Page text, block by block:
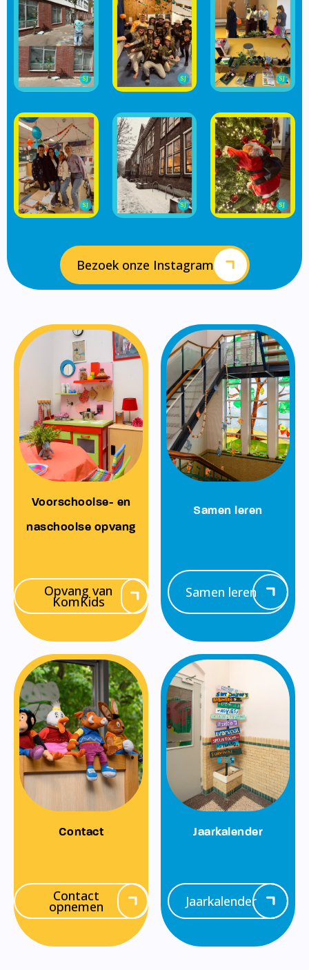
Bezoek onze Instagram
Voorschoolse- en
naschoolse opvang
Opvang van
KomKids
Samen leren
Samen leren
Contact
Contact
opnemen
Jaarkalender
Jaarkalender